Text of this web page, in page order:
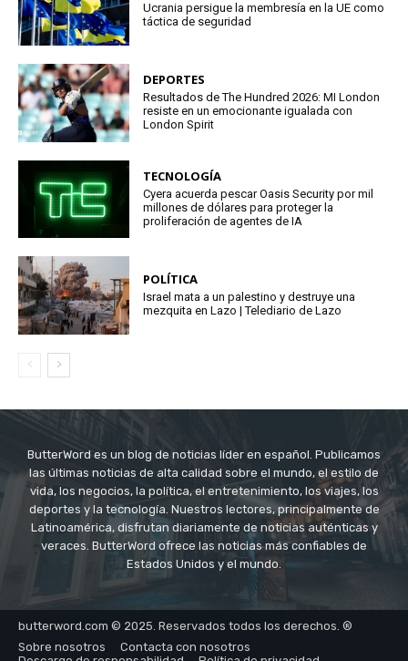
Ucrania persigue la membresía en la UE como
táctica de seguridad
DEPORTES
Resultados de The Hundred 2026: MI London
resiste en un emocionante igualada con
London Spirit
TECNOLOGÍA
Cyera acuerda pescar Oasis Security por mil
millones de dólares para proteger la
proliferación de agentes de IA
POLÍTICA
Israel mata a un palestino y destruye una
mezquita en Lazo | Telediario de Lazo
ButterWord es un blog de noticias líder en español. Publicamos
las últimas noticias de alta calidad sobre el mundo, el estilo de
vida, los negocios, la política, el entretenimiento, los viajes, los
deportes y la tecnología. Nuestros lectores, principalmente de
Latinoamérica, disfrutan diariamente de noticias auténticas y
veraces. ButterWord ofrece las noticias más confiables de
Estados Unidos y el mundo.
butterword.com © 2025. Reservados todos los derechos. ®
Sobre nosotros
Contacta con nosotros